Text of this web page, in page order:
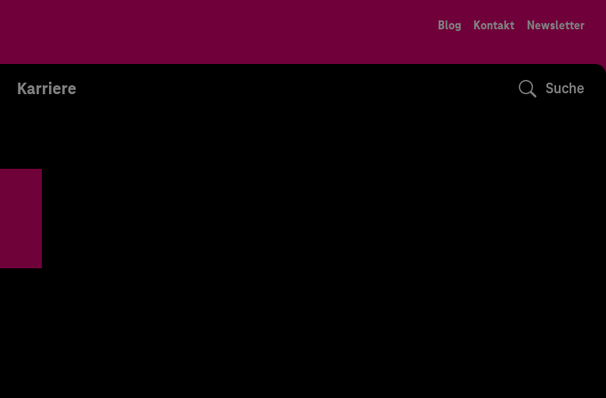
Blog Kontakt Newsletter
Karriere Suche